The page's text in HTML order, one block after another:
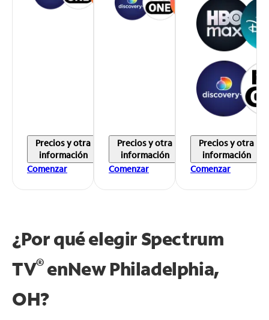
Precios y otra
información
Comenzar
Precios y otra
información
Comenzar
Precios y otra
información
Comenzar
¿Por qué elegir Spectrum
TV®enNew Philadelphia,
OH?